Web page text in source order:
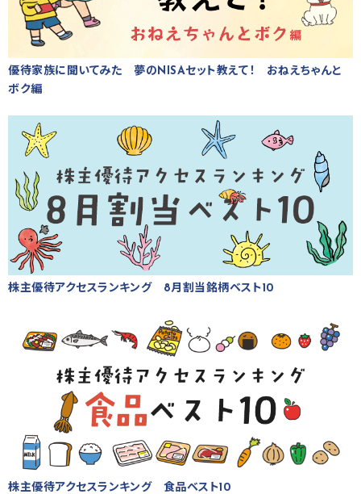
優待家族に聞いてみた 夢のNISAセット教えて！ おねえちゃんと
ボク編
株主優待アクセスランキング 8月割当銘柄ベスト10
株主優待アクセスランキング 食品ベスト10